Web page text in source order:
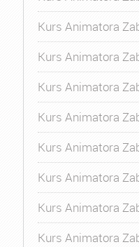
Kurs Animatora
Kurs Animatora
Kurs Animatora
Kurs Animatora
Kurs Animatora
Kurs Animatora
Kurs Animatora
Kurs Animatora